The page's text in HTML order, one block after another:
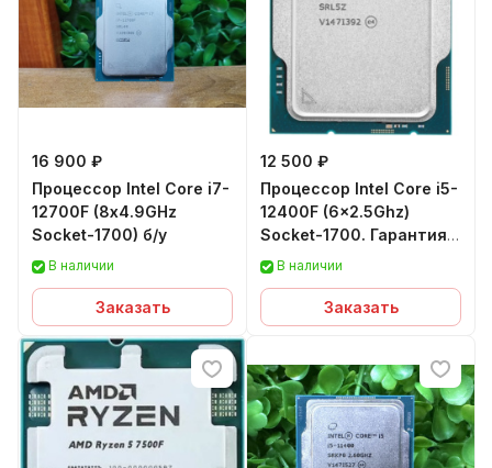
16 900 ₽
Процессор Intel Core i7-
12700F (8х4.9GHz
Socket-1700) б/у
В наличии
Заказать
12 500 ₽
Процессор Intel Core i5-
12400F (6x2.5Ghz)
Socket-1700. Гарантия
12 мес.
В наличии
Заказать